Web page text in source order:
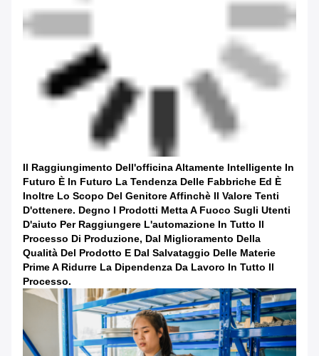
Il Raggiungimento Dell'officina Altamente Intelligente In
Futuro È In Futuro La Tendenza Delle Fabbriche Ed È
Inoltre Lo Scopo Del Genitore Affinchè Il Valore Tenti
D'ottenere. Degno I Prodotti Metta A Fuoco Sugli Utenti
D'aiuto Per Raggiungere L'automazione In Tutto Il
Processo Di Produzione, Dal Miglioramento Della
Qualità Del Prodotto E Dal Salvataggio Delle Materie
Prime A Ridurre La Dipendenza Da Lavoro In Tutto Il
Processo.